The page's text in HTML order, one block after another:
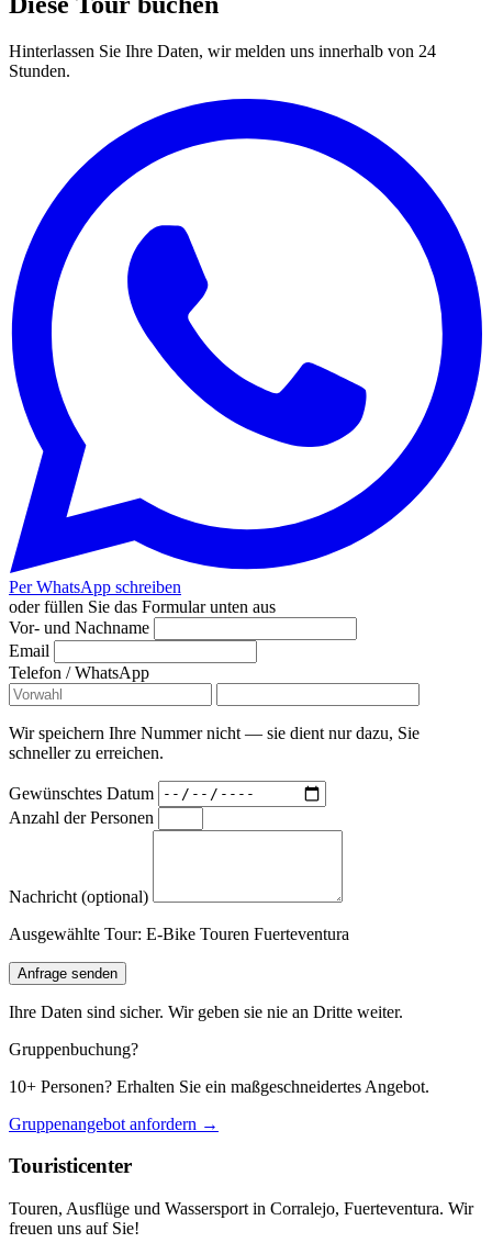
Hinterlassen Sie Ihre Daten, wir melden uns innerhalb von 24
Stunden.
Per WhatsApp schreiben
oder füllen Sie das Formular unten aus
Vor- und Nachname
Email
Telefon / WhatsApp
Wir speichern Ihre Nummer nicht — sie dient nur dazu, Sie
schneller zu erreichen.
Gewünschtes Datum
Anzahl der Personen
Nachricht (optional)
Ausgewählte Tour: E-Bike Touren Fuerteventura
Anfrage senden
Ihre Daten sind sicher. Wir geben sie nie an Dritte weiter.
Gruppenbuchung?
10+ Personen? Erhalten Sie ein maßgeschneidertes Angebot.
Gruppenangebot anfordern →
Touristicenter
Touren, Ausflüge und Wassersport in Corralejo, Fuerteventura. Wir
freuen uns auf Sie!